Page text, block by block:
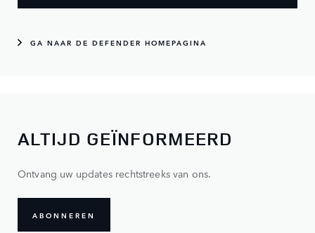
GA NAAR DE DEFENDER HOMEPAGINA
ALTIJD GEÏNFORMEERD
Ontvang uw updates rechtstreeks van ons.
ABONNEREN